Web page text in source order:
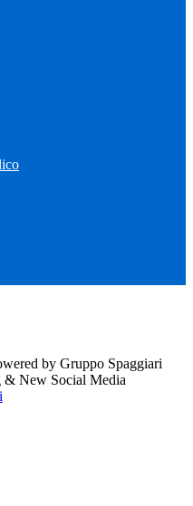
by Gruppo Spaggiari
& New Social Media